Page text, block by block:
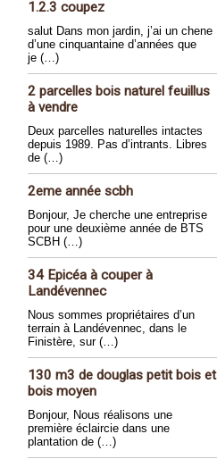
1.2.3 coupez
salut Dans mon jardin, j’ai un chene
d’une cinquantaine d’années que
je (…)
2 parcelles bois naturel feuillus
à vendre
Deux parcelles naturelles intactes
depuis 1989. Pas d’intrants. Libres
de (…)
2eme année scbh
Bonjour, Je cherche une entreprise
pour une deuxième année de BTS
SCBH (…)
34 Epicéa à couper à
Landévennec
Nous sommes propriétaires d’un
terrain à Landévennec, dans le
Finistère, sur (…)
130 m3 de douglas petit bois et
bois moyen
Bonjour, Nous réalisons une
première éclaircie dans une
plantation de (…)